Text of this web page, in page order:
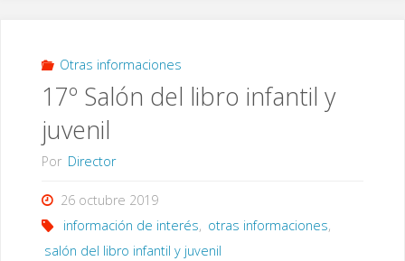
del
Desarme»"
Otras informaciones
17º Salón del libro infantil y
juvenil
Por Director
26 octubre 2019
información de interés, otras informaciones,
salón del libro infantil y juvenil